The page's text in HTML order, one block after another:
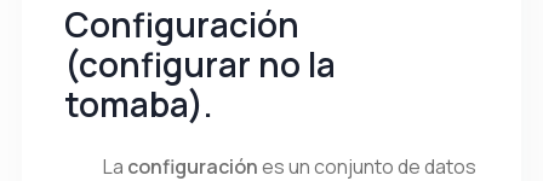
Configuración
(configurar no la
tomaba).
La configuraciónes un conjunto de datos